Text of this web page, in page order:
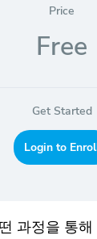
Price
Free
Get Started
Login to
과정을 통